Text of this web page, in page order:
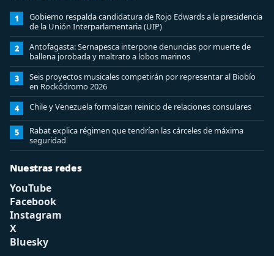
1
Gobierno respalda candidatura de Rojo Edwards a la presidencia
de la Unión Interparlamentaria (UIP)
2
Antofagasta: Sernapesca interpone denuncias por muerte de
ballena jorobada y maltrato a lobos marinos
3
Seis proyectos musicales competirán por representar al Biobío
en Rockódromo 2026
4 Chile y Venezuela formalizan reinicio de relaciones consulares
5
Rabat explica régimen que tendrían las cárceles de máxima
seguridad
Nuestras redes
YouTube
Facebook
Instagram
X
Bluesky